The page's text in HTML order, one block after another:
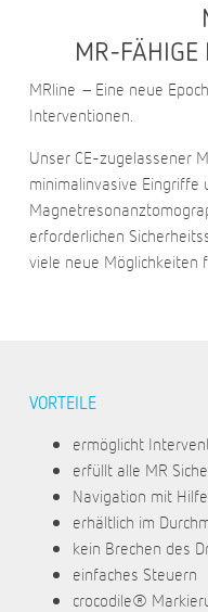
MR-FÄHIGE
MRline – Eine neue
Interventionen.
Unser CE-zugelassener
minimalinvasive Eingriffe
erforderlichen
viele neue Möglichkeiten
VORTEILE
ermöglicht
erfüllt alle MR
Navigation mit
erhältlich im
kein Brechen des
einfaches Steuern
crocodile®